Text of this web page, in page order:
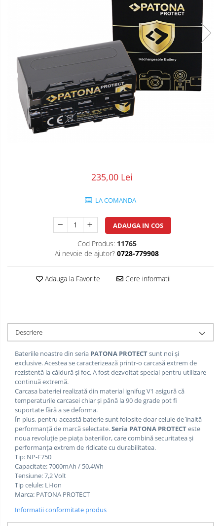
Smartwatch
235,00 Lei
LA COMANDA
ADAUGA IN COS
Cod Produs: 11765
Ai nevoie de ajutor? 0728-779908
Adauga la Favorite Cere informatii
Descriere
Bateriile noastre din seria PATONA PROTECTsunt noi și
exclusive.Acestea se caracterizează printr-o carcasă extrem de
rezistentă la căldură și foc.A fost dezvoltat special pentru utilizare
continuă extremă.
Carcasa bateriei realizată din material ignifug V1 asigură că
temperaturile carcasei chiar și până la 90 de grade pot fi
suportate fără a se deforma.
În plus, pentru această baterie sunt folosite doar celule de înaltă
performanță de marcă selectate.Seria PATONA PROTECTeste
noua revoluție pe piața bateriilor, care combină securitatea și
performanța extrem de ridicate cu durabilitatea.
Tip: NP-F750
Capacitate: 7000mAh / 50,4Wh
Tensiune: 7,2 Volt
Tip celule: Li-Ion
Marca: PATONA PROTECT
Informatii conformitate produs